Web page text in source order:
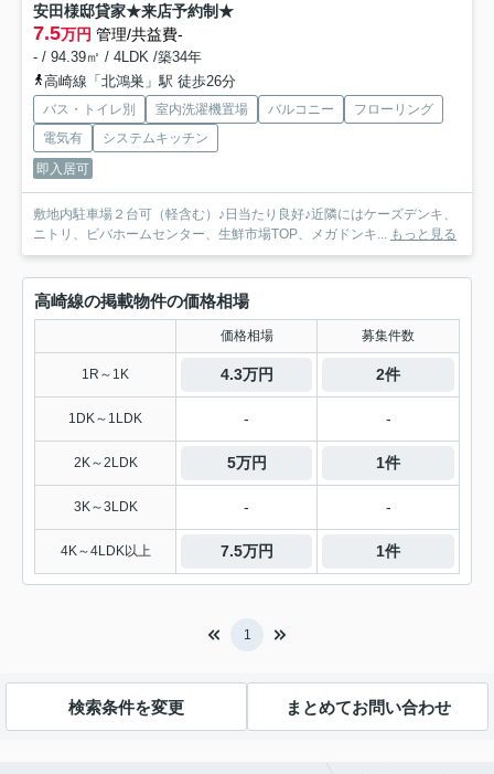
安田様邸貸家★来店予約制★
7.5万円 管理/共益費-
- / 94.39㎡ / 4LDK /築34年
高崎線「北鴻巣」駅 徒歩26分
バス・トイレ別 室内洗濯機置場 バルコニー
フローリング
電気有
システムキッチン
即入居可
敷地内駐車場２台可（軽含む）♪日当たり良好♪近隣にはケーズデンキ、
ニトリ、ビバホームセンター、生鮮市場TOP、メガドンキ... もっと見る
高崎線の掲載物件の価格相場
価格相場 募集件数
1R～1K 4.3万円 2件
1DK～1LDK - -
2K～2LDK 5万円 1件
3K～3LDK - -
4K～4LDK以上 7.5万円 1件
1
検索条件を変更 まとめてお問い合わせ